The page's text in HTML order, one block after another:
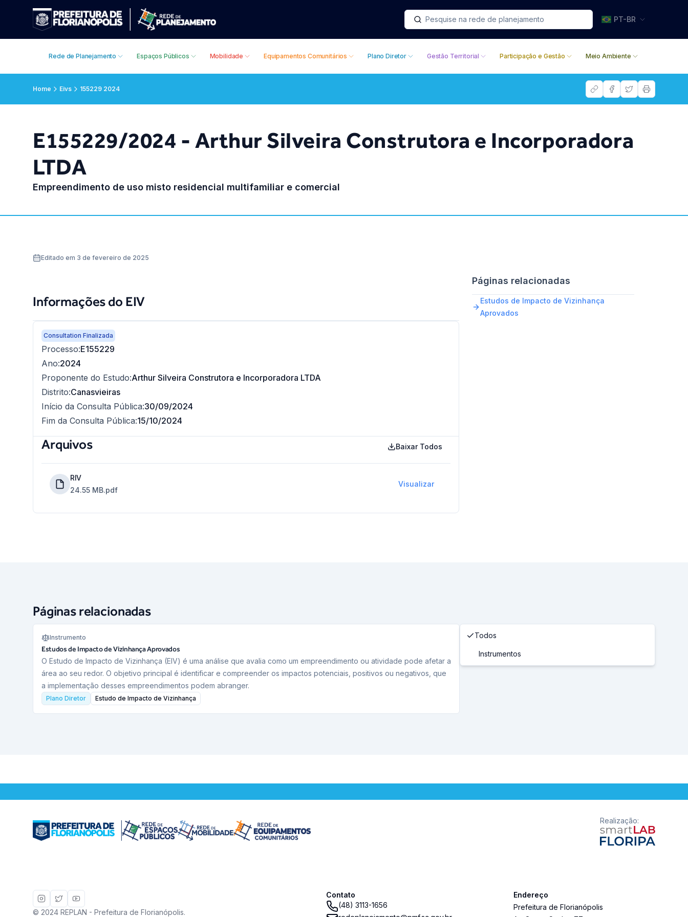
PT-BR
Rede de Planejamento Espaços Públicos Mobilidade Equipamentos Comunitários Plano Diretor Gestão Territorial Participação e Gestão Meio Ambiente
Home Eivs 155229 2024
E155229/2024 - Arthur Silveira Construtora e Incorporadora
LTDA
Empreendimento de uso misto residencial multifamiliar e comercial
Editado em 3 de fevereiro de 2025
Informações do EIV
Consultation Finalizada
Processo:E155229
Ano:2024
Proponente do Estudo:Arthur Silveira Construtora e Incorporadora LTDA
Distrito:Canasvieiras
Início da Consulta Pública:30/09/2024
Fim da Consulta Pública:15/10/2024
Arquivos Baixar Todos
RIV
24.55 MB.pdf
Visualizar
Páginas relacionadas
Estudos de Impacto de Vizinhança
Aprovados
Páginas relacionadas
Instrumento
Estudos de Impacto de Vizinhança Aprovados
O Estudo de Impacto de Vizinhança (EIV) é uma análise que avalia como um empreendimento ou atividade pode afetar a
área ao seu redor. O objetivo principal é identificar e compreender os impactos potenciais, positivos ou negativos, que
a implementação desses empreendimentos podem abranger.
Plano Diretor Estudo de Impacto de Vizinhança
Todos
Instrumentos
Realização:
© 2024 REPLAN - Prefeitura de Florianópolis.
Contato
(48) 3113-1656
Endereço
Prefeitura de Florianópolis